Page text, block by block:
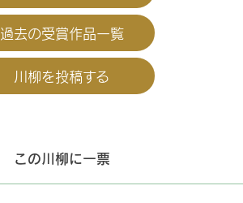
過去の受賞作品一覧
川柳を投稿する
この川柳に一票